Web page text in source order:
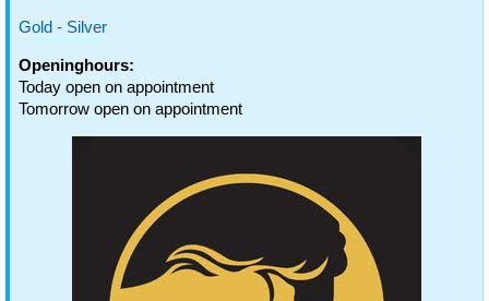
Gold - Silver
Openinghours:
Today open on appointment
Tomorrow open on appointment